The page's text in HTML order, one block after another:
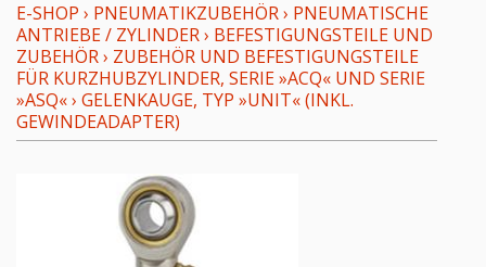
E-SHOP › PNEUMATIKZUBEHÖR› PNEUMATISCHE
ANTRIEBE / ZYLINDER› BEFESTIGUNGSTEILE UND
ZUBEHÖR› ZUBEHÖR UND BEFESTIGUNGSTEILE
FÜR KURZHUBZYLINDER, SERIE »ACQ« UND SERIE
»ASQ«› GELENKAUGE, TYP »UNIT« (INKL.
GEWINDEADAPTER)